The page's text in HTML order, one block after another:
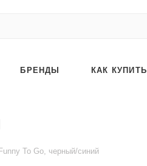
БРЕНДЫ КАК КУПИТЬ
To Go, черный/синий